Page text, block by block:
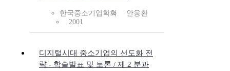
한국중소기업학회
안웅환
2001
디지털시대 중소기업의 선도화 전
략 - 학술발표 및 토론 / 제 2 분과